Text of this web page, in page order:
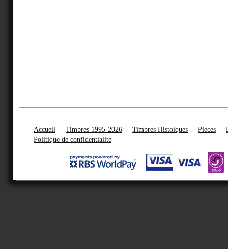
Accueil Timbres 1995-2026 Timbres Histoiques Pieces
Politique de confidentialite